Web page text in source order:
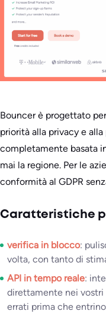
Bouncer è progettato
priorità alla privacy e
completamente basata
mai la regione. Per le
conformità al GDPR
Caratteristiche
verifica in blocco:
volta, con tanto di
API in tempo reale:
direttamente nei
errati prima che